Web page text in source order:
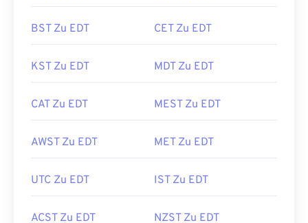
BST Zu EDT CET Zu EDT
KST Zu EDT MDT Zu EDT
CAT Zu EDT MEST Zu EDT
AWST Zu EDT MET Zu EDT
UTC Zu EDT IST Zu EDT
ACST Zu EDT NZST Zu EDT